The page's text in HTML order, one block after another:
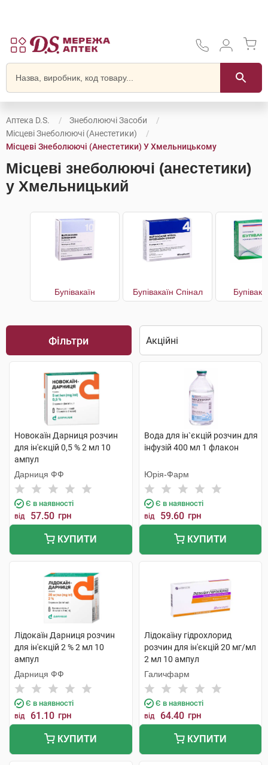
Аптека D.S.
Знеболюючі Засоби
Місцеві Знеболюючі (анестетики)
Місцеві Знеболюючі (анестетики) У Хмельницькому
Місцеві знеболюючі (анестетики)
у Хмельницький
Бупівакаїн Бупівакаїн Спінал
Фільтри
Новокаїн Дарниця розчин
для ін'єкцій 0,5 % 2 мл 10
ампул
Дарниця ФФ
Є в наявності
від 57.50 грн
КУПИТИ
Вода для ін`єкцій розчин для
інфузій 400 мл 1 флакон
Юрія-Фарм
Є в наявності
від 59.60 грн
КУПИТИ
Лідокаїн Дарниця розчин
для ін'єкцій 2 % 2 мл 10
ампул
Дарниця ФФ
Є в наявності
від 61.10 грн
КУПИТИ
Лідокаїну гідрохлорид
розчин для ін'єкцій 20 мг/мл
2 мл 10 ампул
Галичфарм
Є в наявності
від 64.40 грн
КУПИТИ